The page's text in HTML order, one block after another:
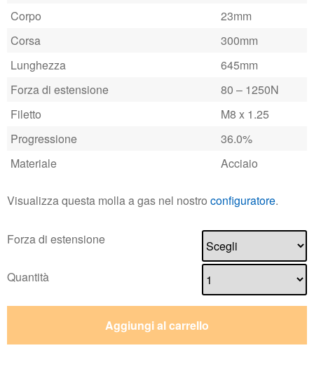
Corpo
23mm
Corsa
300mm
Lunghezza
645mm
Forza di estensione
80 – 1250N
Filetto
M8 x 1.25
Progressione
36.0%
Materiale
Acciaio
Visualizza questa molla a gas nel nostro configuratore.
Forza di estensione
Quantità
Aggiungi al carrello